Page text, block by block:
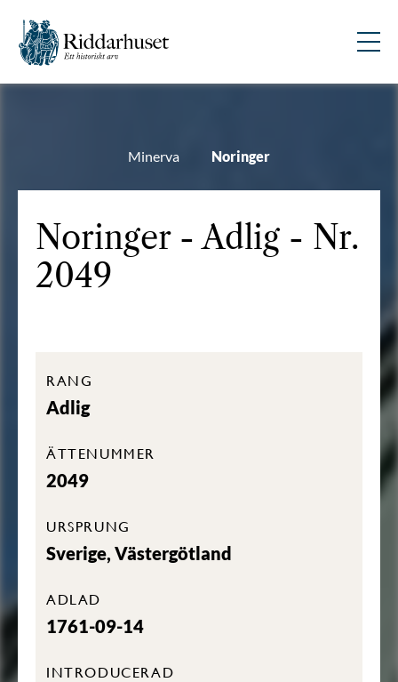
Minerva Noringer
Noringer - Adlig - Nr.
2049
RANG
Adlig
ÄTTENUMMER
2049
URSPRUNG
Sverige, Västergötland
ADLAD
1761-09-14
INTRODUCERAD